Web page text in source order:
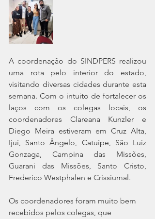
A coordenação do SINDPERS realizou
uma rota pelo interior do estado,
visitando diversas cidades durante esta
semana. Com o intuito de fortalecer os
laços com os colegas locais, os
coordenadores Clareana Kunzler e
Diego Meira estiveram em Cruz Alta,
Ijuí, Santo Ângelo, Catuípe, São Luiz
Gonzaga, Campina das Missões,
Guarani das Missões, Santo Cristo,
Frederico Westphalen e Crissiumal.
Os coordenadores foram muito bem
recebidos pelos colegas, que